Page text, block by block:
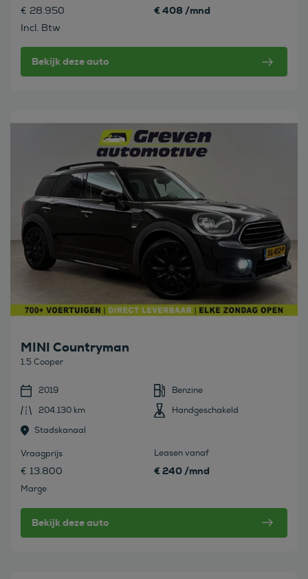
€ 28.950
Incl. Btw
€ 408 /mnd
Bekijk deze auto
Bekijk deze auto
MINI Countryman
1.5 Cooper
2019
Benzine
204.130 km
Handgeschakeld
Stadskanaal
Vraagprijs
€ 13.800
Marge
Leasen vanaf
€ 240 /mnd
Bekijk deze auto